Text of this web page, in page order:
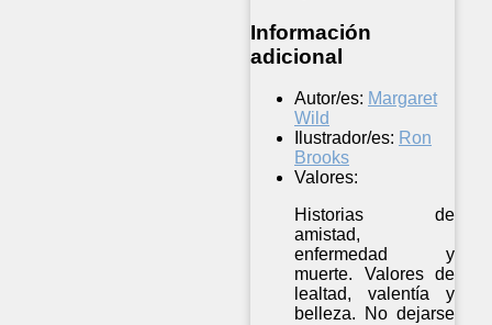
Información
adicional
Autor/es: Margaret
Wild
Ilustrador/es: Ron
Brooks
Valores:
Historias de
amistad,
enfermedad y
muerte. Valores de
lealtad, valentía y
belleza. No dejarse